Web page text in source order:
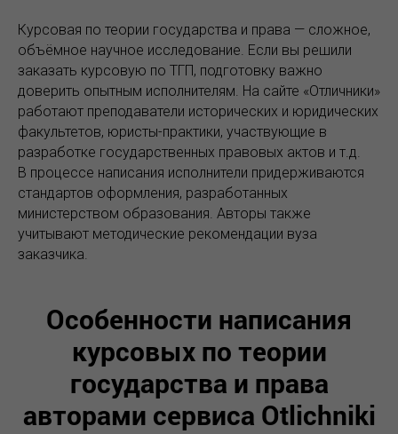
Курсовая по теории государства и права — сложное,
объёмное научное исследование. Если вы решили
заказать курсовую по ТГП, подготовку важно
доверить опытным исполнителям. На сайте «Отличники»
работают преподаватели исторических и юридических
факультетов, юристы-практики, участвующие в
разработке государственных правовых актов и т.д.
В процессе написания исполнители придерживаются
стандартов оформления, разработанных
министерством образования. Авторы также
учитывают методические рекомендации вуза
заказчика.
Особенности написания
курсовых по теории
государства и права
авторами сервиса Otlichniki